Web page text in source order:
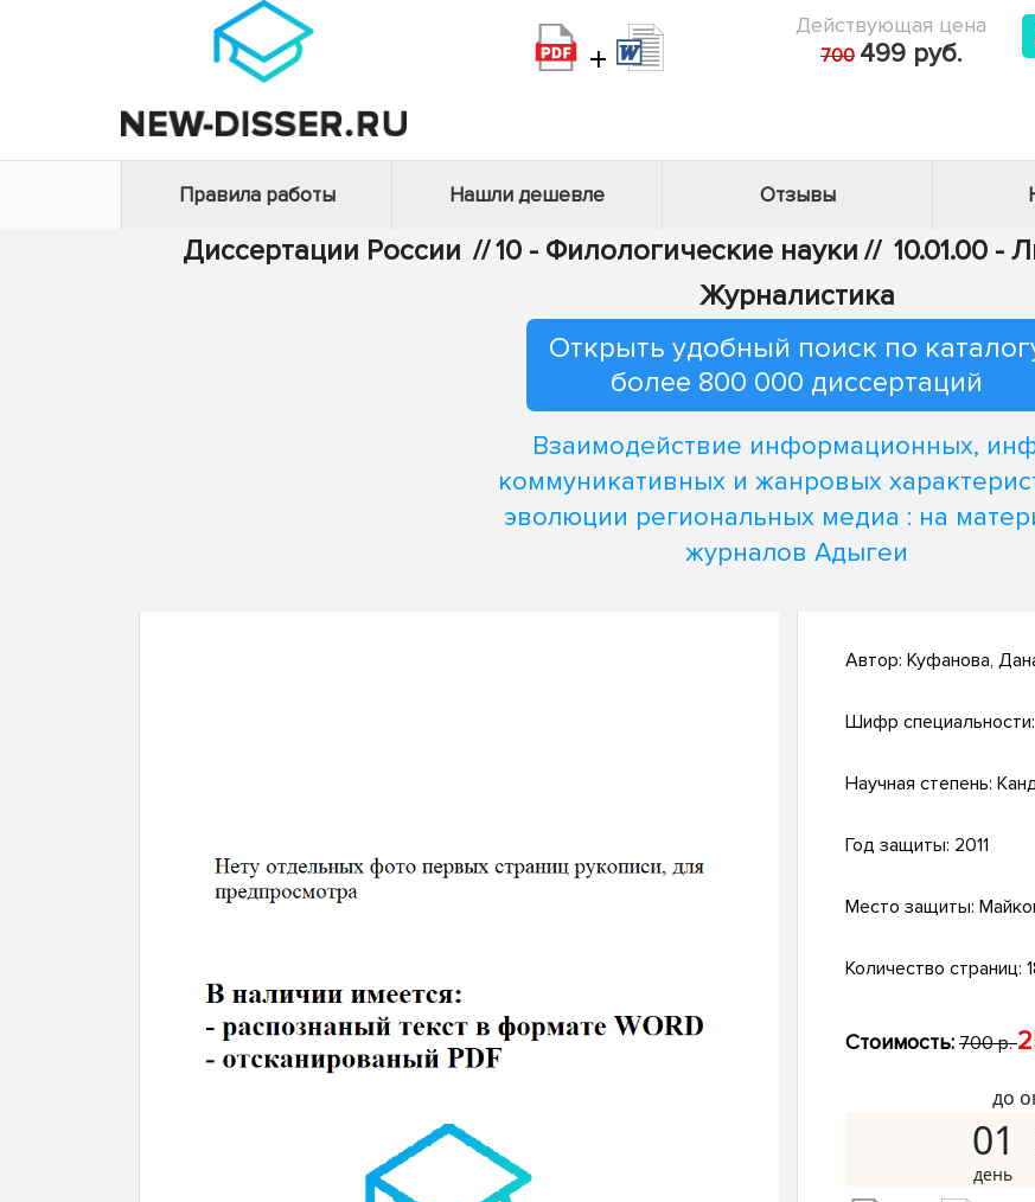
+
Действующая цена
700 499 руб.
Правила работы Нашли дешевле Отзывы
Диссертации России //10 - Филологические науки // 10.01.00 -
Журналистика
Открыть удобный поиск по
более 800 000 диссертаций
Взаимодействие информационных,
коммуникативных и жанровых
эволюции региональных медиа : на
журналов Адыгеи
Автор: Куфанова,
Шифр специальности:
Научная степень:
Год защиты: 2011
Место защиты:
Количество страниц:
Стоимость: 700 р.
до
01